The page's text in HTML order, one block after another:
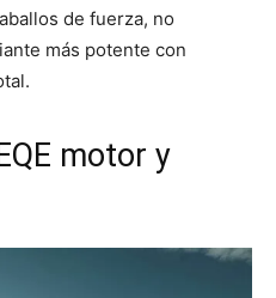
de fuerza, no
más potente con
motor y